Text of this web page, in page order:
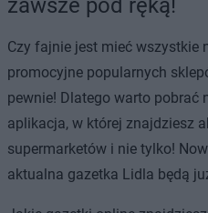
Czy fajnie jest mieć wszystkie
promocyjne popularnych
pewnie! Dlatego warto pobrać
aplikacja, w której znajdziesz
supermarketów i nie tylko!
aktualna gazetka Lidla będą